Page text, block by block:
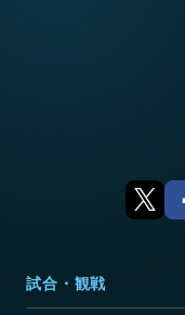
試合・観戦